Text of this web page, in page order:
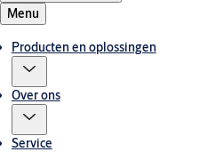
Menu
Producten en oplossingen
Over ons
Service